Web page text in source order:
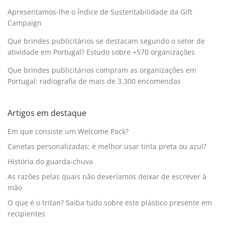
Apresentamos-lhe o Índice de Sustentabilidade da Gift
Campaign
Que brindes publicitários se destacam segundo o setor de
atividade em Portugal? Estudo sobre +570 organizações
Que brindes publicitários compram as organizações em
Portugal: radiografia de mais de 3.300 encomendas
Artigos em destaque
Em que consiste um Welcome Pack?
Canetas personalizadas: é melhor usar tinta preta ou azul?
História do guarda-chuva
As razões pelas quais não deveríamos deixar de escrever à
mão
O que é o tritan? Saiba tudo sobre este plástico presente em
recipientes